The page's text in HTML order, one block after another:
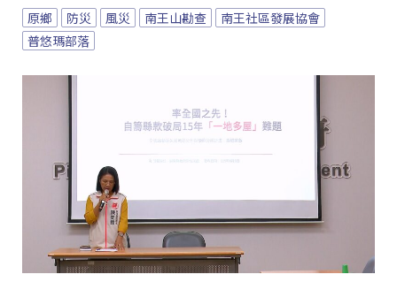
原鄉 防災 風災 南王山勘查
南王社區發展協會
普悠瑪部落